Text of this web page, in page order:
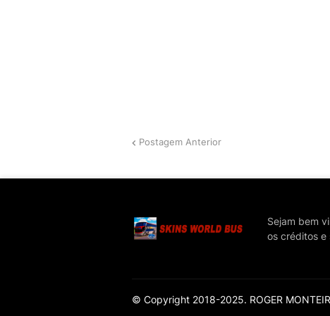
Postagem Anterior
Sejam bem
os créditos e
© Copyright 2018-2025. ROGER